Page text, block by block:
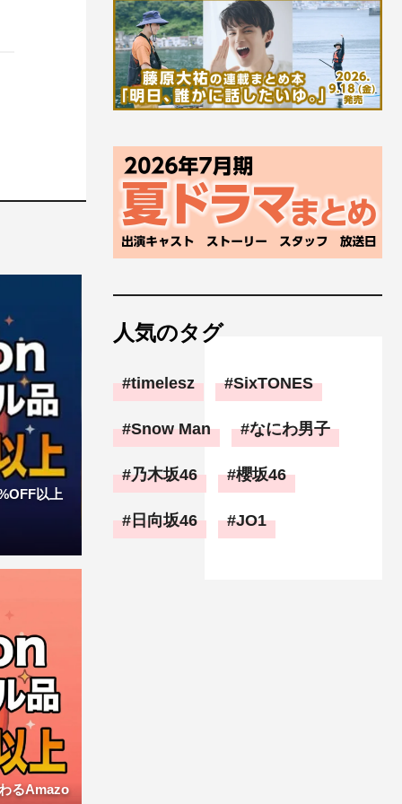
以上
るAmazo
人気のタグ
timelesz SixTONES
Snow Man なにわ男子
乃木坂46 櫻坂46
日向坂46 JO1